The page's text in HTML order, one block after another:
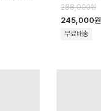
288,000원
245,000원
무료배송